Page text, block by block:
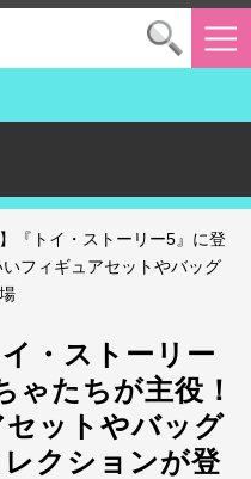
】『トイ・ストーリー5』に登
フィギュアセットやバッグ
・ストーリー
ゃたちが主役！
ットやバッグ
クションが登